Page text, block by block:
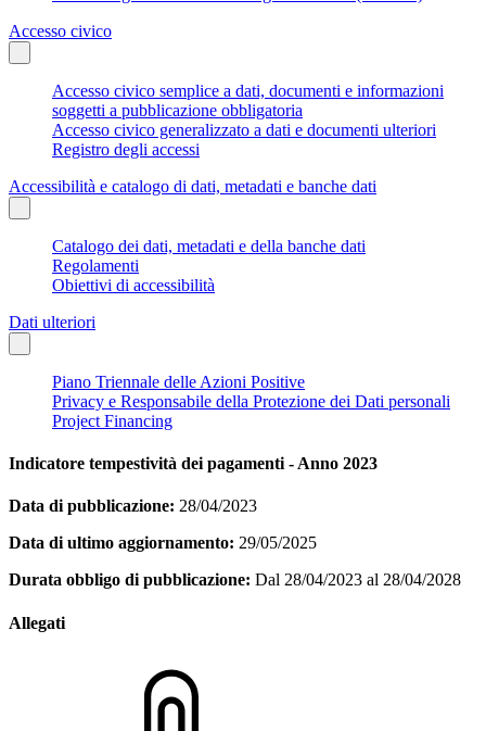
Accesso civico
Accesso civico semplice a dati, documenti e informazioni
soggetti a pubblicazione obbligatoria
Accesso civico generalizzato a dati e documenti ulteriori
Registro degli accessi
Accessibilità e catalogo di dati, metadati e banche dati
Catalogo dei dati, metadati e della banche dati
Regolamenti
Obiettivi di accessibilità
Dati ulteriori
Piano Triennale delle Azioni Positive
Privacy e Responsabile della Protezione dei Dati personali
Project Financing
Indicatore tempestività dei pagamenti - Anno 2023
Data di pubblicazione: 28/04/2023
Data di ultimo aggiornamento: 29/05/2025
Durata obbligo di pubblicazione: Dal 28/04/2023 al 28/04/2028
Allegati